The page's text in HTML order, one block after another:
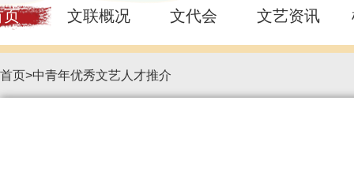
页 文联概况 文代会 文艺资讯
首页>中青年优秀文艺人才推介